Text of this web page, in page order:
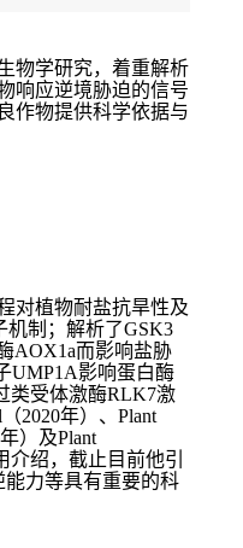
物学研究，着重解析
响应逆境胁迫的信号
作物提供科学依据与
对植物耐盐抗旱性及
机制；解析了GSK3
AOX1a而影响盐胁
UMP1A影响蛋白酶
类受体激酶RLK7激
（2020年）、 Plant
年）及Plant
绍，截止目前他引
力等具有重要的科